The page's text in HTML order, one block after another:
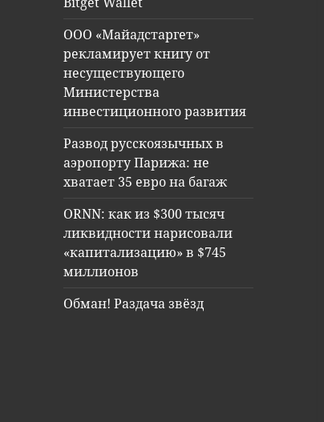
ООО «Майадстаргет»
рекламирует книгу от
несуществующего
Министерства
инвестиционного развития
Развод русскоязычных в
аэропорту Парижа: не
хватает 35 евро на багаж
ORNN: как из $300 тысяч
ликвидности нарисовали
«капитализацию» в $745
миллионов
Обман! Раздача звёзд